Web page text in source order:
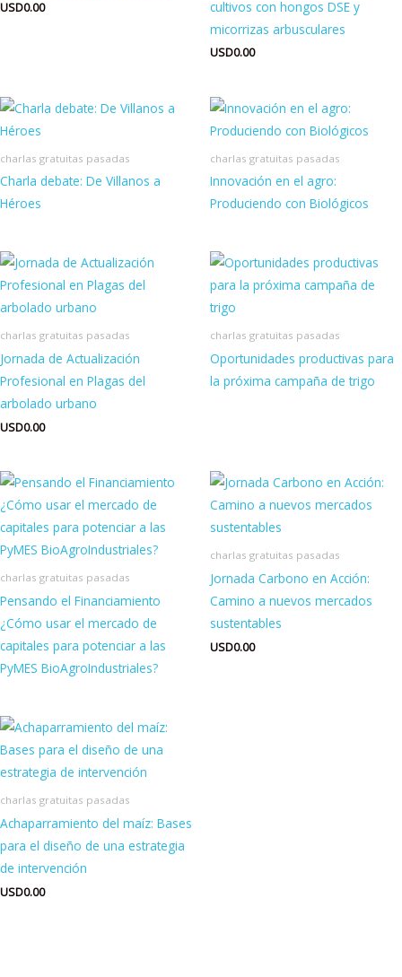
USD0.00
cultivos con hongos DSE y
micorrizas arbusculares
USD0.00
charlas gratuitas pasadas
Charla debate: De Villanos a
Héroes
charlas gratuitas pasadas
Innovación en el agro:
Produciendo con Biológicos
charlas gratuitas pasadas
Jornada de Actualización
Profesional en Plagas del
arbolado urbano
USD0.00
charlas gratuitas pasadas
Oportunidades productivas para
la próxima campaña de trigo
charlas gratuitas pasadas
Pensando el Financiamiento
¿Cómo usar el mercado de
capitales para potenciar a las
PyMES BioAgroIndustriales?
charlas gratuitas pasadas
Jornada Carbono en Acción:
Camino a nuevos mercados
sustentables
USD0.00
charlas gratuitas pasadas
Achaparramiento del maíz: Bases
para el diseño de una estrategia
de intervención
USD0.00